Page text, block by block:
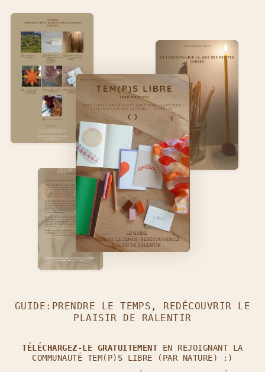
GUIDE:PRENDRE LE TEMPS, REDÉCOUVRIR LE
PLAISIR DE RALENTIR
TÉLÉCHARGEZ-LE GRATUITEMENT EN REJOIGNANT LA
COMMUNAUTÉ TEM(P)S LIBRE (PAR NATURE) :)